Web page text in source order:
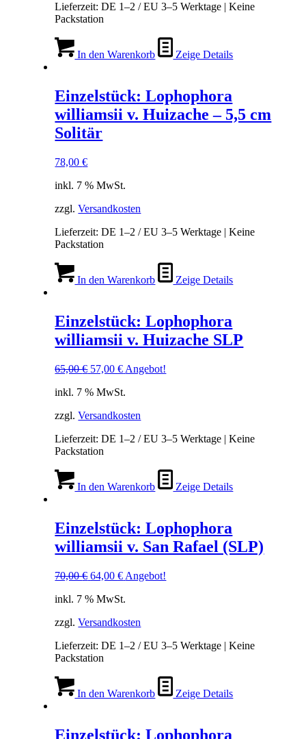
Lieferzeit:DE 1–2 / EU 3–5 Werktage | Keine
Packstation
In den Warenkorb Zeige Details
Einzelstück: Lophophora
williamsii v. Huizache – 5,5 cm
Solitär
78,00€
inkl. 7 % MwSt.
zzgl.Versandkosten
Lieferzeit:DE 1–2 / EU 3–5 Werktage | Keine
Packstation
In den Warenkorb Zeige Details
Einzelstück: Lophophora
williamsii v. Huizache SLP
65,00€ Ursprünglicher
war:
57,00€Aktueller
ist:
Angebot!
inkl. 7 % MwSt.
zzgl.Versandkosten
Lieferzeit:DE 1–2 / EU 3–5 Werktage | Keine
Packstation
In den Warenkorb Zeige Details
Einzelstück: Lophophora
williamsii v. San Rafael (SLP)
70,00€ Ursprünglicher
war:
64,00€Aktueller
ist:
Angebot!
inkl. 7 % MwSt.
zzgl.Versandkosten
Lieferzeit:DE 1–2 / EU 3–5 Werktage | Keine
Packstation
In den Warenkorb Zeige Details
Einzelstück: Lophophora